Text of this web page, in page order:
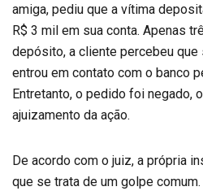
amiga, pediu que a vítima
R$ 3 mil em sua conta. Apenas
depósito, a cliente percebeu
entrou em contato com o banco
Entretanto, o pedido foi negado,
ajuizamento da ação.
De acordo com o juiz, a própria
que se trata de um golpe